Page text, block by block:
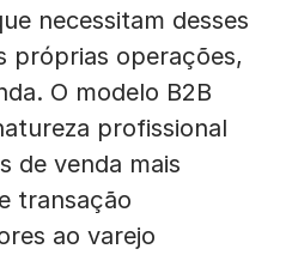
necessitam desses
próprias operações,
O modelo B2B
profissional
de venda mais
transação
ao varejo